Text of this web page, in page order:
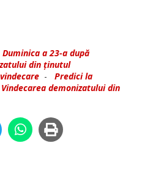
Duminica a 23-a după
din ținutul
vindecare - Predici la
demonizatului din